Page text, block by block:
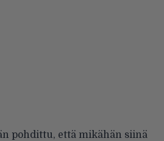
pohdittu, että mikähän siinä